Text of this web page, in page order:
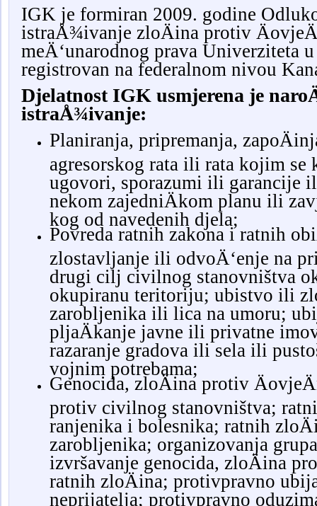
IGK je formiran 2009. godine
istraÅ¾ivanje zloÄina protiv
meÄ‘unarodnog prava Univerziteta
registrovan na federalnom nivou
Djelatnost IGK usmjerena je
istraÅ¾ivanje:
Planiranja, pripremanja,
agresorskog rata ili rata kojim se
ugovori, sporazumi ili garancije
nekom zajedniÄkom planu ili
kog od navedenih djela;
Povreda ratnih zakona i ratnih
zlostavljanje ili odvoÄ‘enje na
drugi cilj civilnog stanovništva
okupiranu teritoriju; ubistvo ili
zarobljenika ili lica na umoru;
pljaÄkanje javne ili privatne
razaranje gradova ili sela ili
vojnim potrebama;
Genocida, zloÄina protiv
protiv civilnog stanovništva;
ranjenika i bolesnika; ratnih
zarobljenika; organizovanja
izvršavanje genocida, zloÄina
ratnih zloÄina; protivpravno
neprijatelja; protivpravno